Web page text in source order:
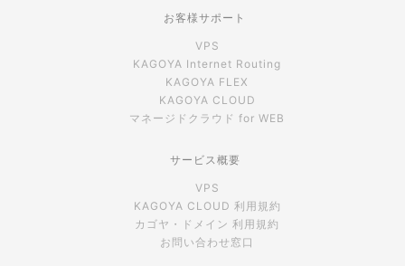
お客様サポート
VPS
KAGOYA Internet Routing
KAGOYA FLEX
KAGOYA CLOUD
マネージドクラウド for WEB
サービス概要
VPS
KAGOYA CLOUD 利用規約
カゴヤ・ドメイン 利用規約
お問い合わせ窓口